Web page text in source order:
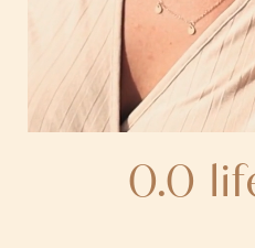
0.0